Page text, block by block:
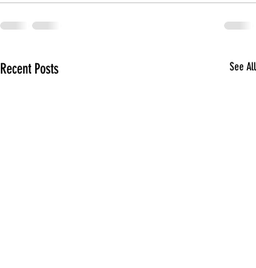
Recent Posts See All